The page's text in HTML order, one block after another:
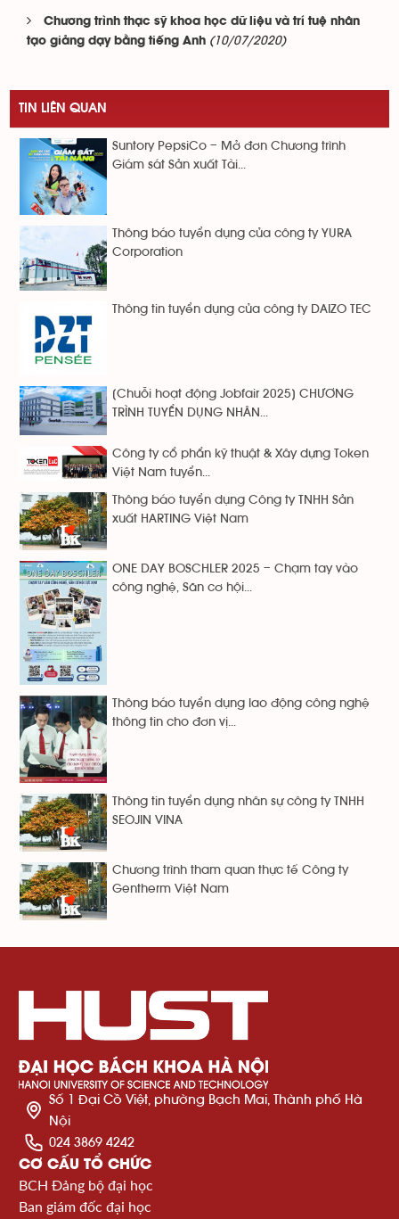
Chương trình thạc sỹ khoa học dữ liệu và trí tuệ nhân
tạo giảng dạy bằng tiếng Anh (10/07/2020)
TIN LIÊN QUAN
Suntory PepsiCo – Mở đơn Chương trình
Giám sát Sản xuất Tài...
Thông báo tuyển dụng của công ty YURA
Corporation
Thông tin tuyển dụng của công ty DAIZO TEC
[Chuỗi hoạt động Jobfair 2025] CHƯƠNG
TRÌNH TUYỂN DỤNG NHÂN...
Công ty cổ phẩn kỹ thuật & Xây dựng Token
Việt Nam tuyển...
Thông báo tuyển dụng Công ty TNHH Sản
xuất HARTING Việt Nam
ONE DAY BOSCHLER 2025 – Chạm tay vào
công nghệ, Săn cơ hội...
Thông báo tuyển dụng lao động công nghệ
thông tin cho đơn vị...
Thông tin tuyển dụng nhân sự công ty TNHH
SEOJIN VINA
Chương trình tham quan thực tế Công ty
Gentherm Việt Nam
Số 1 Đại Cồ Việt, phường Bạch Mai, Thành phố Hà
Nội
024 3869 4242
CƠ CẤU TỔ CHỨC
BCH Đảng bộ đại học
Ban giám đốc đại học